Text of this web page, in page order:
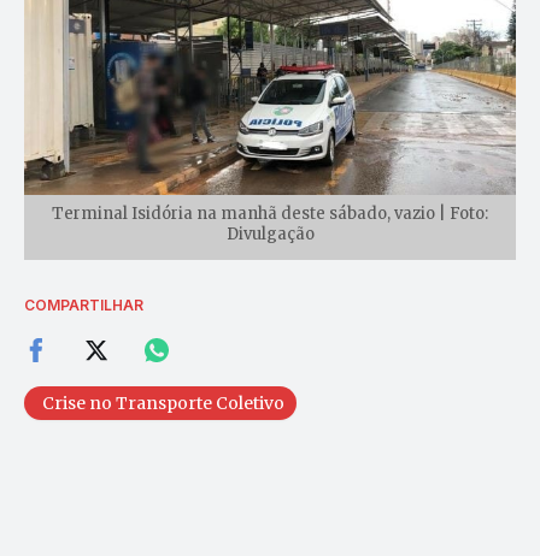
Terminal Isidória na manhã deste sábado, vazio | Foto:
Divulgação
COMPARTILHAR
Crise no Transporte Coletivo